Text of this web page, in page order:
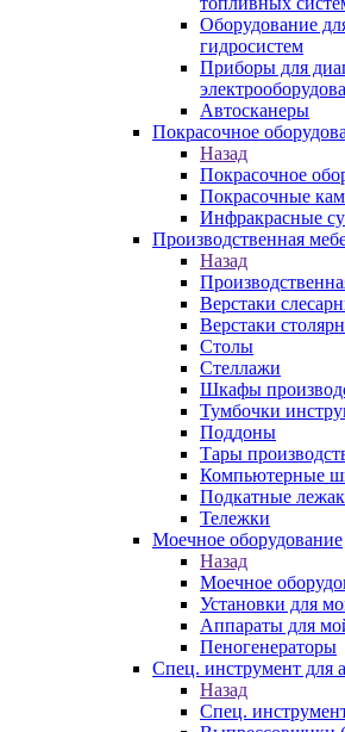
Оборудование
гидросистем
Приборы для
Автосканеры
Покрасочное
Назад
Покрасочное
Покрасочные
Инфракрасные
Производственная
Назад
Верстаки
Верстаки
Столы
Стеллажи
Шкафы
Тумбочки
Поддоны
Тары
Компьютерные
Подкатные
Тележки
Моечное оборудование
Назад
Моечное
Установки для
Аппараты для
Пеногенераторы
Спец. инструмент для
Назад
Спец.